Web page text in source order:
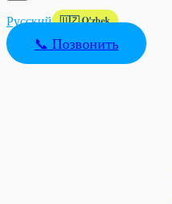
Русский 🇺🇿 O'zbek
📞 Позвонить